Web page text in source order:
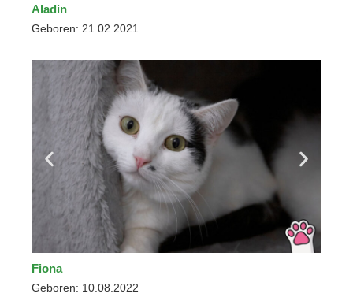
Aladin
Geboren: 21.02.2021
Fiona
Geboren: 10.08.2022